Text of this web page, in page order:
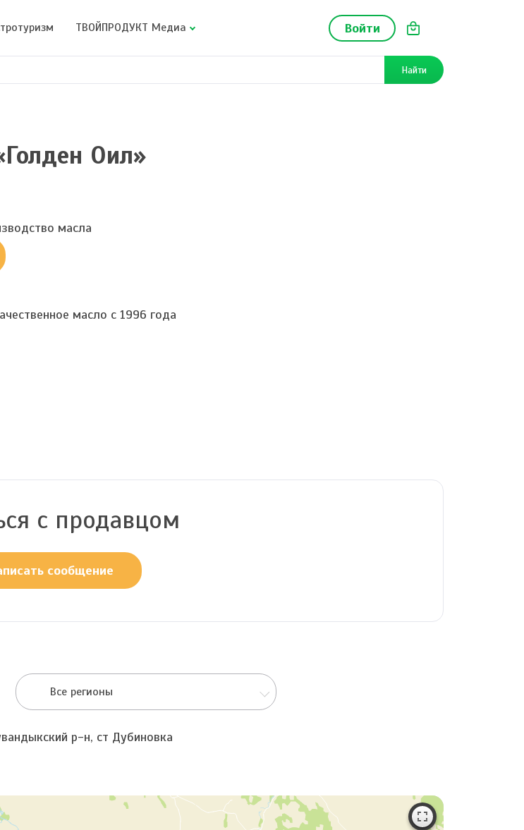
Войти
ТВОЙПРОДУКТ Медиа
Найти
Оил»
масла
масло c 1996 года
с продавцом
сообщение
Все регионы
р-н, ст Дубиновка